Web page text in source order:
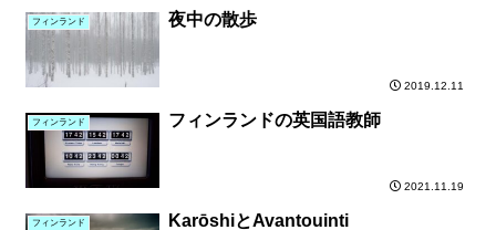
フィンランド 夜中の散歩
2019.12.11
フィンランド フィンランドの英国語教師
2021.11.19
フィンランド KarōshiとAvantouinti